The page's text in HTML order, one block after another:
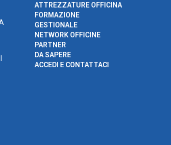
ATTREZZATURE OFFICINA
FORMAZIONE
GESTIONALE
NETWORK OFFICINE
PARTNER
DA SAPERE
ACCEDI E CONTATTACI